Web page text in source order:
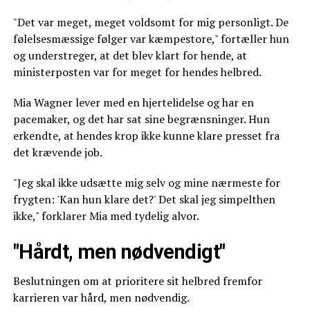
"Det var meget, meget voldsomt for mig personligt. De
følelsesmæssige følger var kæmpestore," fortæller hun
og understreger, at det blev klart for hende, at
ministerposten var for meget for hendes helbred.
Mia Wagner lever med en hjertelidelse og har en
pacemaker, og det har sat sine begrænsninger. Hun
erkendte, at hendes krop ikke kunne klare presset fra
det krævende job.
"Jeg skal ikke udsætte mig selv og mine nærmeste for
frygten: 'Kan hun klare det?' Det skal jeg simpelthen
ikke," forklarer Mia med tydelig alvor.
"Hårdt, men nødvendigt"
Beslutningen om at prioritere sit helbred fremfor
karrieren var hård, men nødvendig.